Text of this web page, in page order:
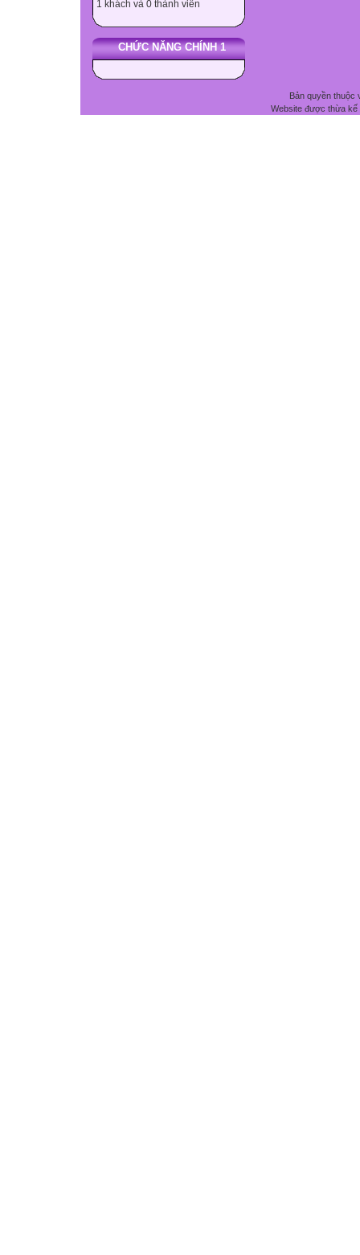
1 khách và 0 thành viên
CHỨC NĂNG CHÍNH 1
Bản quyền thuộc
Website được thừa